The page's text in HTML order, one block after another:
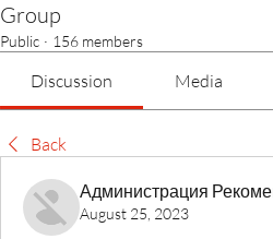
Group
Public · 156 members
Discussion Media
Back
Администрация
August 25, 2023